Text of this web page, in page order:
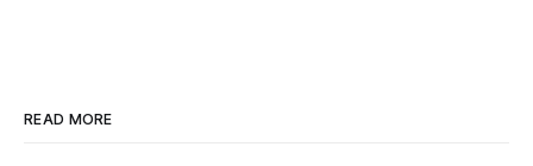
READ MORE